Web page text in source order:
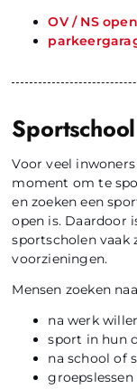
OV / NS
Voor veel
moment om te
en zoeken een
open is. Daardoor
sportscholen vaak
voorzieningen.
Mensen zoeken
na werk
sport in hun
na school of